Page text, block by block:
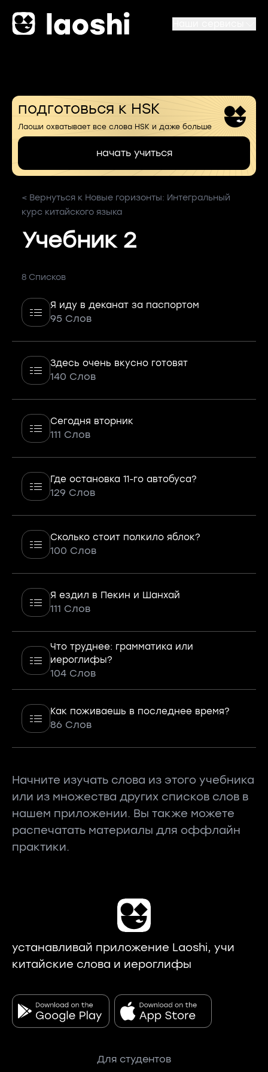
подготовься к HSK
Лаоши охватывает все слова HSK и даже больше
начать учиться
< Вернуться к Новые горизонты: Интегральный
курс китайского языка
Учебник 2
8 Списков
Я иду в деканат за паспортом
95 Слов
Здесь очень вкусно готовят
140 Слов
Сегодня вторник
111 Слов
Где остановка 11-го автобуса?
129 Слов
Сколько стоит полкило яблок?
100 Слов
Я ездил в Пекин и Шанхай
111 Слов
Что труднее: грамматика или
иероглифы?
104 Слов
Как поживаешь в последнее время?
86 Слов
Начните изучать слова из этого учебника
или из множества других списков слов в
нашем приложении. Вы также можете
распечатать материалы для оффлайн
практики.
устанавливай приложение Laoshi, учи
китайские слова и иероглифы
Для студентов